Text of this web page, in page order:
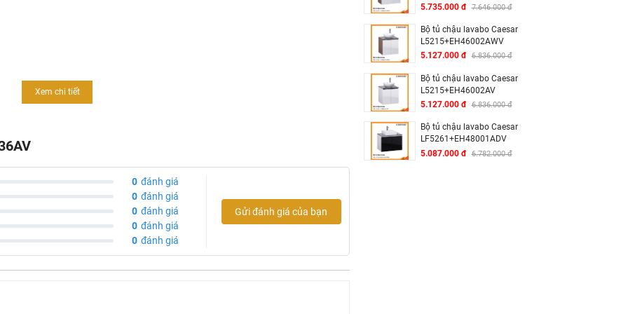
Xem chi tiết
0 đánh giá
0 đánh giá
0 đánh giá
0 đánh giá
0 đánh giá
Gửi đánh giá của bạn
5.735.000 đ 7.646.000 đ
Bộ tủ chậu lavabo Caesar
L5215+EH46002AWV
5.127.000 đ 6.836.000 đ
Bộ tủ chậu lavabo Caesar
L5215+EH46002AV
5.127.000 đ 6.836.000 đ
Bộ tủ chậu lavabo Caesar
LF5261+EH48001ADV
5.087.000 đ 6.782.000 đ